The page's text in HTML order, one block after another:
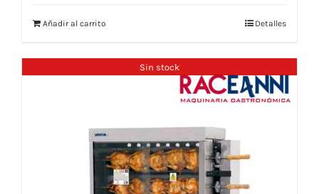
Añadir al carrito Detalles
Sin stock